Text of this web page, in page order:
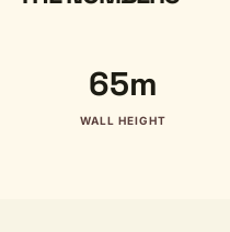
65m
WALL HEIGHT